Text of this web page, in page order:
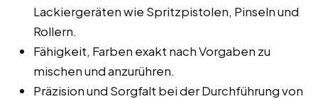
Lackiergeräten wie Spritzpistolen, Pinseln und
Rollern.
Fähigkeit, Farben exakt nach Vorgaben zu
mischen und anzurühren.
Präzision und Sorgfalt bei der Durchführung von